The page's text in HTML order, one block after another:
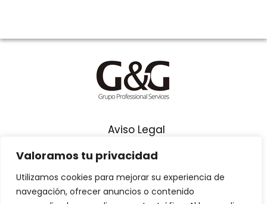
Valoramos tu privacidad
Utilizamos cookies para mejorar su experiencia de
navegación, ofrecer anuncios o contenido
Aviso Legal
Términos y Condiciones
Síguenos en Youtube